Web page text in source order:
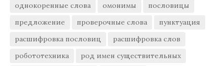
однокоренные слова
омонимы
пословицы
предложение
проверочные слова
пунктуация
расшифровка пословиц
расшифровка слов
робототехника
род имен существительных